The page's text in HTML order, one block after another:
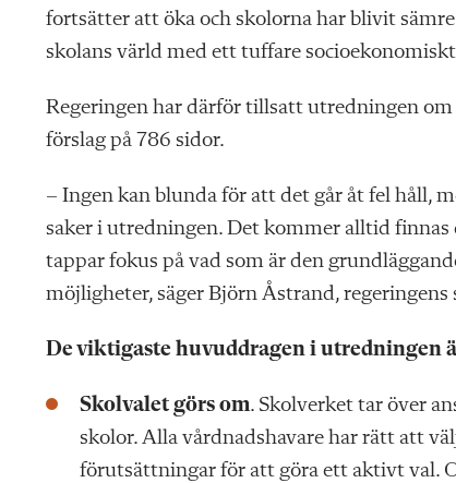
fortsätter att öka och skolorna har blivit
skolans värld med ett tuffare socioekonomiskt
Regeringen har därför tillsatt utredningen
förslag på 786 sidor.
– Ingen kan blunda för att det går åt fel håll,
saker i utredningen. Det kommer alltid
tappar fokus på vad som är den
möjligheter, säger Björn Åstrand, regeringens
De viktigaste huvuddragen i utredningen
Skolvalet görs om. Skolverket tar över
skolor. Alla vårdnadshavare har rätt att
förutsättningar för att göra ett aktivt val.